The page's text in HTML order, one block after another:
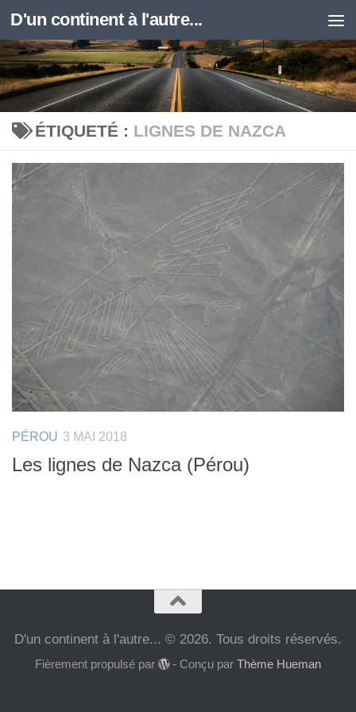
Skip to content
D'un continent à l'autre...
ÉTIQUETÉ : LIGNES DE NAZCA
PÉROU 3 MAI 2018
Les lignes de Nazca (Pérou)
D'un continent à l'autre... © 2026. Tous droits réservés.
Fièrement propulsé par - Conçu parThème Hueman